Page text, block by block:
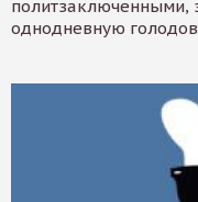
политзаключенными,
однодневную